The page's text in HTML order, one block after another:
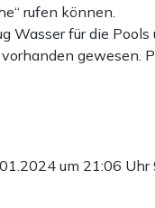
rufen können.
Wasser für die Pools
gewesen.
um 21:06 Uhr